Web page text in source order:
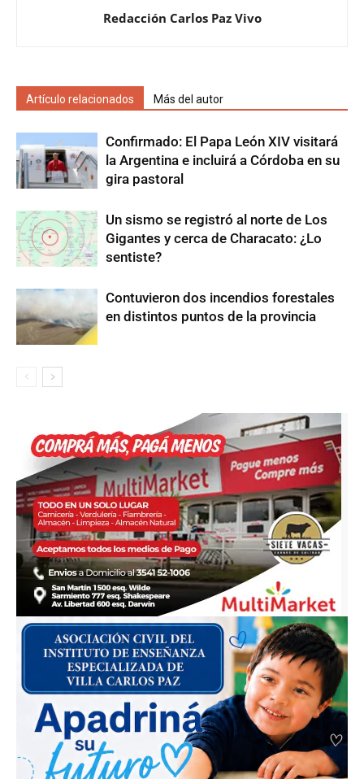
Redacción Carlos Paz Vivo
Artículo relacionados Más del autor
Confirmado: El Papa León XIV visitará
la Argentina e incluirá a Córdoba en su
gira pastoral
Un sismo se registró al norte de Los
Gigantes y cerca de Characato: ¿Lo
sentiste?
Contuvieron dos incendios forestales
en distintos puntos de la provincia